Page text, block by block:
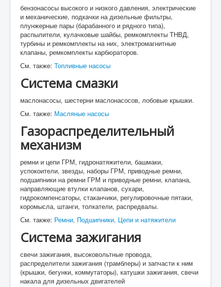
бензонасосы высокого и низкого давления, электрические
и механические, подкачки на дизельные фильтры,
плунжерные пары (барабанного и рядного типа),
распылители, кулачковые шайбы, ремкомплекты ТНВД,
турбины и ремкомплекты на них, электромагнитные
клапаны, ремкомплекты карбюраторов.
См. также: Топливные насосы
Система смазки
маслонасосы, шестерни маслонасосов, лобовые крышки.
См. также: Масляные насосы
Газораспределительный
механизм
ремни и цепи ГРМ, гидронатяжители, башмаки,
успокоители, звезды, наборы ГРМ, приводные ремни,
подшипники на ремни ГРМ и приводные ремни, клапана,
направляющие втулки клапанов, сухари,
гидрокомпенсаторы, стаканчики, регулировочные пятаки,
коромысла, штанги, толкатели, распредвалы.
См. также: Ремни, Подшипники, Цепи и натяжители
Система зажигания
свечи зажигания, высоковольтные провода,
распределители зажигания (трамблеры) и запчасти к ним
(крышки, бегунки, коммутаторы), катушки зажигания, свечи
накала для дизельных двигателей